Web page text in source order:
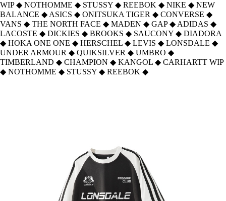
WIP ◆ NOTHOMME ◆ STUSSY ◆ REEBOK ◆ NIKE ◆ NEW
BALANCE ◆ ASICS ◆ ONITSUKA TIGER ◆ CONVERSE ◆
VANS ◆ THE NORTH FACE ◆ MADEN ◆ GAP ◆ ADIDAS ◆
LACOSTE ◆ DICKIES ◆ BROOKS ◆ SAUCONY ◆ DIADORA
◆ HOKA ONE ONE ◆ HERSCHEL ◆ LEVIS ◆ LONSDALE ◆
UNDER ARMOUR ◆ QUIKSILVER ◆ UMBRO ◆
TIMBERLAND ◆ CHAMPION ◆ KANGOL ◆ CARHARTT WIP
◆ NOTHOMME ◆ STUSSY ◆ REEBOK ◆